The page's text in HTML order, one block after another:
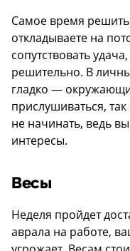
Самое время
откладываете на
сопутствовать
решительно. В
гладко —
прислушиваться,
не начинать, ведь
интересы.
Весы
Неделя пройдет
аврала на работе,